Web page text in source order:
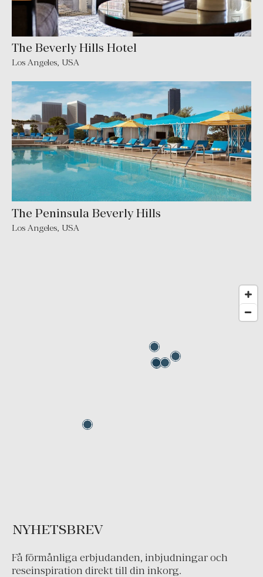
The Beverly Hills Hotel
Los Angeles, USA
The Peninsula Beverly Hills
Los Angeles, USA
NYHETSBREV
Få förmånliga erbjudanden, inbjudningar och
reseinspiration direkt till din inkorg.